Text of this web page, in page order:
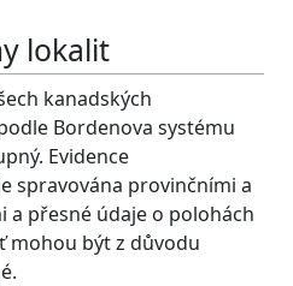
lokalit
kanadských
Bordenova systému
Evidence
spravována provinčními a
přesné údaje o polohách
mohou být z důvodu